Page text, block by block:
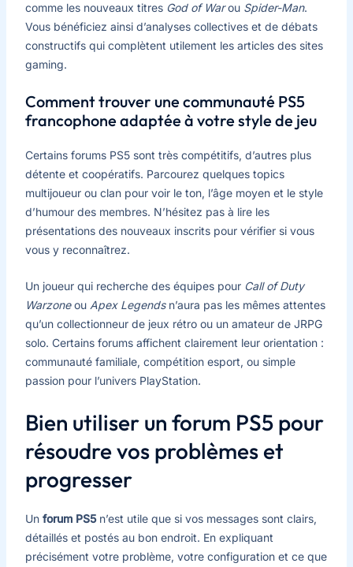
comme les nouveaux titres God of Warou Spider-Man.
Vous bénéficiez ainsi d’analyses collectives et de débats
constructifs qui complètent utilement les articles des sites
gaming.
Comment trouver une communauté PS5
francophone adaptée à votre style de jeu
Certains forums PS5 sont très compétitifs, d’autres plus
détente et coopératifs. Parcourez quelques topics
multijoueur ou clan pour voir le ton, l’âge moyen et le style
d’humour des membres. N’hésitez pas à lire les
présentations des nouveaux inscrits pour vérifier si vous
vous y reconnaîtrez.
Un joueur qui recherche des équipes pour Call of Duty
Warzoneou Apex Legendsn’aura pas les mêmes attentes
qu’un collectionneur de jeux rétro ou un amateur de JRPG
solo. Certains forums affichent clairement leur orientation :
communauté familiale, compétition esport, ou simple
passion pour l’univers PlayStation.
Bien utiliser un forum PS5 pour
résoudre vos problèmes et
progresser
Un forum PS5n’est utile que si vos messages sont clairs,
détaillés et postés au bon endroit. En expliquant
précisément votre problème, votre configuration et ce que